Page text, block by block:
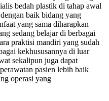
bedah plastik di tahap awal
baik bidang yang
yang sama diharapkan
sedang belajar di berbagai
praktisi mandiri yang sudah
kekhususannya di luar
sekalipun juga dapat
pasien lebih baik
operasi yang